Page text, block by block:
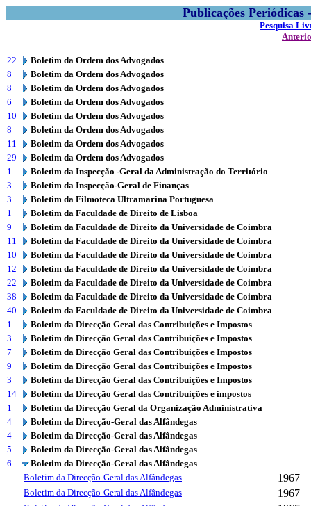
Publicações
Pesquisa
22
Boletim da Ordem dos Advogados
8
Boletim da Ordem dos Advogados
8
Boletim da Ordem dos Advogados
6
Boletim da Ordem dos Advogados
10
Boletim da Ordem dos Advogados
8
Boletim da Ordem dos Advogados
11
Boletim da Ordem dos Advogados
29
Boletim da Ordem dos Advogados
1
Boletim da Inspecção -Geral da Administração do Território
3
Boletim da Inspecção-Geral de Finanças
3
Boletim da Filmoteca Ultramarina Portuguesa
1
Boletim da Faculdade de Direito de Lisboa
9
Boletim da Faculdade de Direito da Universidade de Coimbra
11
Boletim da Faculdade de Direito da Universidade de Coimbra
10
Boletim da Faculdade de Direito da Universidade de Coimbra
12
Boletim da Faculdade de Direito da Universidade de Coimbra
22
Boletim da Faculdade de Direito da Universidade de Coimbra
38
Boletim da Faculdade de Direito da Universidade de Coimbra
40
Boletim da Faculdade de Direito da Universidade de Coimbra
1
Boletim da Direcção Geral das Contribuições e Impostos
3
Boletim da Direcção Geral das Contribuições e Impostos
7
Boletim da Direcção Geral das Contribuições e Impostos
9
Boletim da Direcção Geral das Contribuições e Impostos
3
Boletim da Direcção Geral das Contribuições e Impostos
14
Boletim da Direcção Geral das Contribuições e impostos
1
Boletim da Direcção Geral da Organização Administrativa
4
Boletim da Direcção-Geral das Alfândegas
4
Boletim da Direcção-Geral das Alfândegas
5
Boletim da Direcção-Geral das Alfândegas
6
Boletim da Direcção-Geral das Alfândegas
Boletim da Direcção-Geral das Alfândegas
1967
Boletim da Direcção-Geral das Alfândegas 1967